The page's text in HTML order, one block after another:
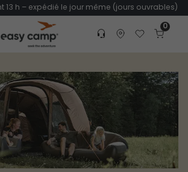
h – expédié le jour même (jours ouvrables)
modal
Customer service
Find dealer
Favorites
Cart
0